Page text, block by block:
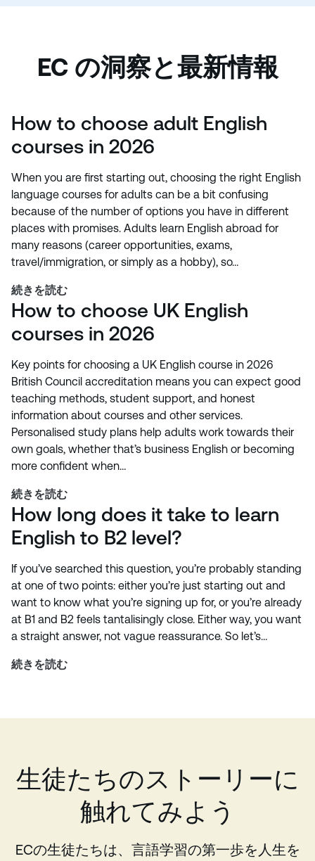
EC の洞察と最新情報
How to choose adult English
courses in 2026
When you are first starting out, choosing the right English
language courses for adults can be a bit confusing
because of the number of options you have in different
places with promises. Adults learn English abroad for
many reasons (career opportunities, exams,
travel/immigration, or simply as a hobby), so…
続きを読む
How to choose UK English
courses in 2026
Key points for choosing a UK English course in 2026
British Council accreditation means you can expect good
teaching methods, student support, and honest
information about courses and other services.
Personalised study plans help adults work towards their
own goals, whether that’s business English or becoming
more confident when…
続きを読む
How long does it take to learn
English to B2 level?
If you’ve searched this question, you’re probably standing
at one of two points: either you’re just starting out and
want to know what you’re signing up for, or you’re already
at B1 and B2 feels tantalisingly close. Either way, you want
a straight answer, not vague reassurance. So let’s…
続きを読む
生徒たちのストーリーに
触れてみよう
ECの生徒たちは、言語学習の第一歩を人生を